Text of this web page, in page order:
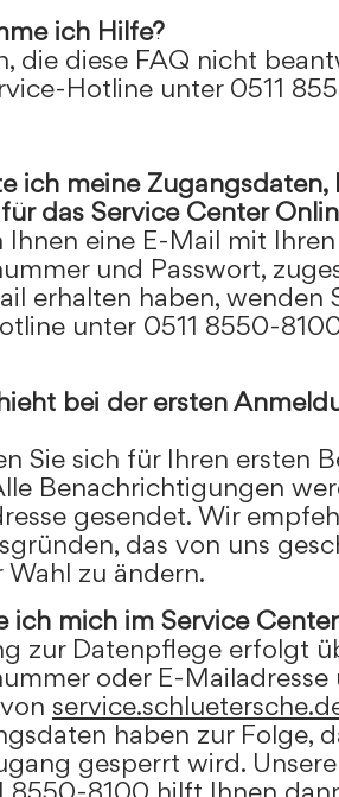
ich Hilfe?
die diese FAQ nicht
Hotline unter 0511
ich meine
das Service Center
Ihnen eine E-Mail mit
und Passwort,
erhalten haben, wenden
unter 0511 8550-
bei der ersten
Sie sich für Ihren ersten
Benachrichtigungen
gesendet. Wir
das von uns
Wahl zu ändern.
ich mich im Service
zur Datenpflege erfolgt
oder E-
haben zur Folge,
gesperrt wird.
8550-8100 hilft Ihnen